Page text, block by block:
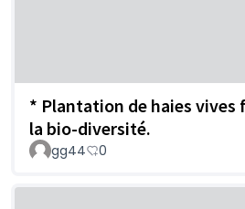
* Plantation de haies vives
la bio-diversité.
gg44 0